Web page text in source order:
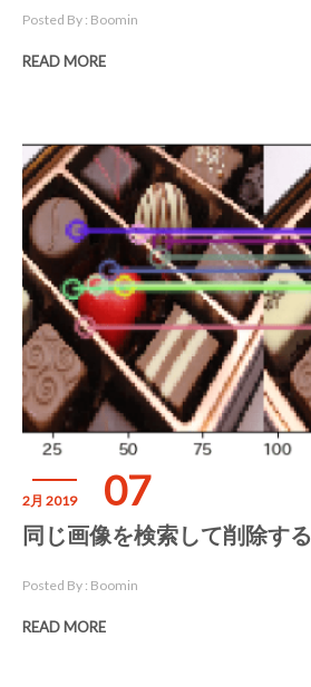
Posted By : Boomin
READ MORE
2月 2019 07
同じ画像を検索して削除する
Posted By : Boomin
READ MORE